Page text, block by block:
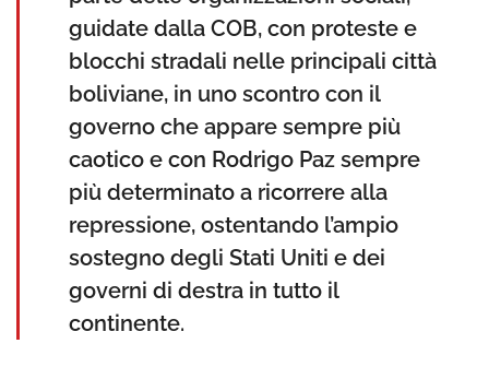
guidate dalla COB, con proteste e
blocchi stradali nelle principali città
boliviane, in uno scontro con il
governo che appare sempre più
caotico e con Rodrigo Paz sempre
più determinato a ricorrere alla
repressione, ostentando l’ampio
sostegno degli Stati Uniti e dei
governi di destra in tutto il
continente.